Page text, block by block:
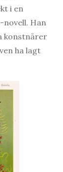
i en
Han
konstnärer
ha lagt